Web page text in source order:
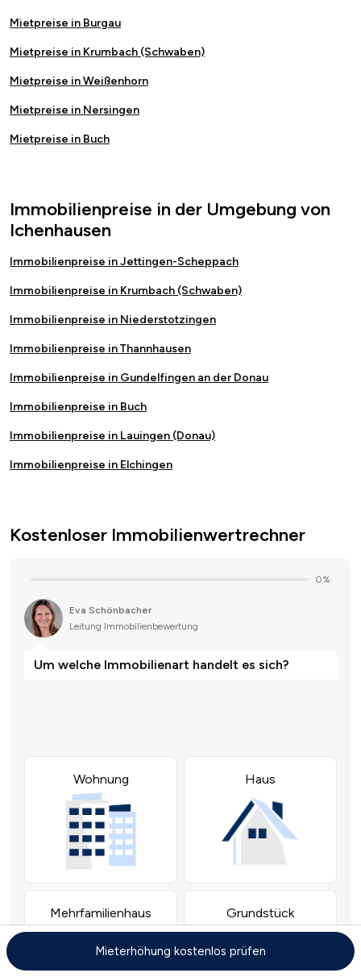
Mietpreise in Burgau
Mietpreise in Krumbach (Schwaben)
Mietpreise in Weißenhorn
Mietpreise in Nersingen
Mietpreise in Buch
Immobilienpreise in der Umgebung von
Ichenhausen
Immobilienpreise in Jettingen-Scheppach
Immobilienpreise in Krumbach (Schwaben)
Immobilienpreise in Niederstotzingen
Immobilienpreise in Thannhausen
Immobilienpreise in Gundelfingen an der Donau
Immobilienpreise in Buch
Immobilienpreise in Lauingen (Donau)
Immobilienpreise in Elchingen
Kostenloser Immobilienwertrechner
Mieterhöhung kostenlos prüfen